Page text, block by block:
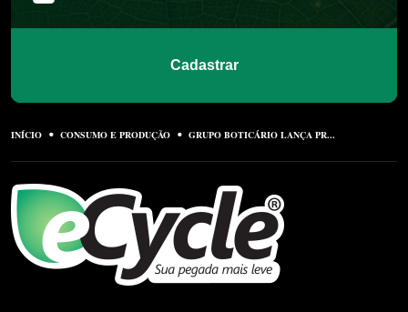
Cadastrar
INÍCIO CONSUMO E PRODUÇÃO GRUPO BOTICÁRIO LANÇA PR...